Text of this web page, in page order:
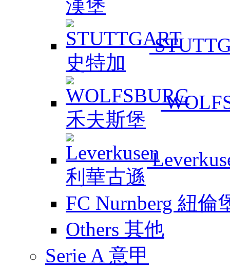
FC Nurnberg 紐倫
Others 其他
Serie A 意甲